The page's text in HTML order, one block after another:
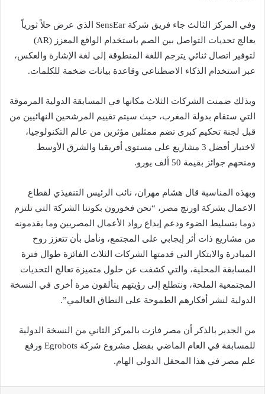
وفي المركز الثالث جاء فريق شركة SensEar الذي عرض حلاً ثورياً
يعالج تحديات التواصل بين الصم باستخدام الواقع المعزز (AR)
لتوفير اتصال ثنائي يترجم اللغة المنطوقة إلى لغة الإشارة والعكس،
عبر استخدام الذكاء الاصطناعي وقاعدة بيانات ضخمة للكلمات.
وبذلك ضمنت الشركات الثلاث مكانها في المسابقة الدولية المرموقة
التي ستقام بدولة المغرب، حيث سيتم تقييم المرشحين النهائيين من
قبل لجنة تحكيم كبرى تضم ممثلين مؤثرين من عالم التكنولوجيا،
لاختيار أفضل 3 مشاريع على مستوى أفريقيا والشرق الأوسط
ومنحهم جوائز بقيمة 50 ألف يورو.
وبهذه المناسبة قال هشام مهران، نائب الرئيس التنفيذي لقطاع
الاعمال بشركة اورنچ مصر، “نحن فخورون بكوننا الشركة التي تلتزم
دوما بتسليط الضوء ودعم إبداع رواد الأعمال المصريين وما يقدمونه
من مشاريع ذات أثر إيجابي على المجتمع، ونأمل بأن تتعزز روح
المبادرة والابتكار التي قدمتها الشركات الثلاث الفائزة طوال فترة
المسابقة المحلية، والتي كشفت عن حلول متميزة تعالج التحديات
المجتمعية الملحة، ونتطلع إلى رؤيتهم يتألقون مرة أخرى في النسخة
الدولية لنشر أفكارهم الطموحة على النطاق العالمي”.
من الجدير بالذكر أن مصر فازت بالمركز الثاني من النسخة الدولية
للمسابقة في العام الماضي بفضل مشروع شركة Egrobots ورفع
علم مصر في هذا المحفل الدولي الهام.